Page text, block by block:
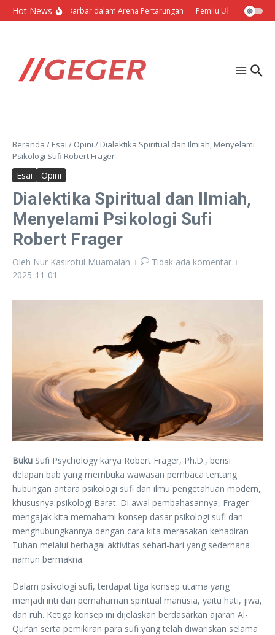
Lewati ke konten
Hot NewsPolitik Barbar dalam Arena Pertarungan Pemilu Ukraina: Milih
Beranda / Esai / Opini / Dialektika Spiritual dan Ilmiah, Menyelami
Psikologi Sufi Robert Frager
Esai Opini
Dialektika Spiritual dan Ilmiah,
Menyelami Psikologi Sufi
Robert Frager
Oleh Nur Kasirotul Muamalah
Tidak ada komentar
2025-11-01
Buku Sufi Psychology karya Robert Frager, Ph.D., berisi
delapan bab yang membuka wawasan pembaca tentang
hubungan antara psikologi sufi dan ilmu pengetahuan modern,
khususnya psikologi Barat. Di awal pembahasannya, Frager
mengajak kita memahami konsep dasar psikologi sufi dan
menghubungkannya dengan cara kita merasakan kehadiran
Tuhan melalui berbagai aktivitas sehari-hari yang sederhana
namun bermakna.
Dalam psikologi sufi, terdapat tiga konsep utama yang
menjadi inti dari pemahaman spiritual manusia, yaitu hati, jiwa,
dan ruh. Ketiga konsep ini dijelaskan berdasarkan ajaran Al-
Qur’an serta pemikiran para sufi yang telah diwariskan selama